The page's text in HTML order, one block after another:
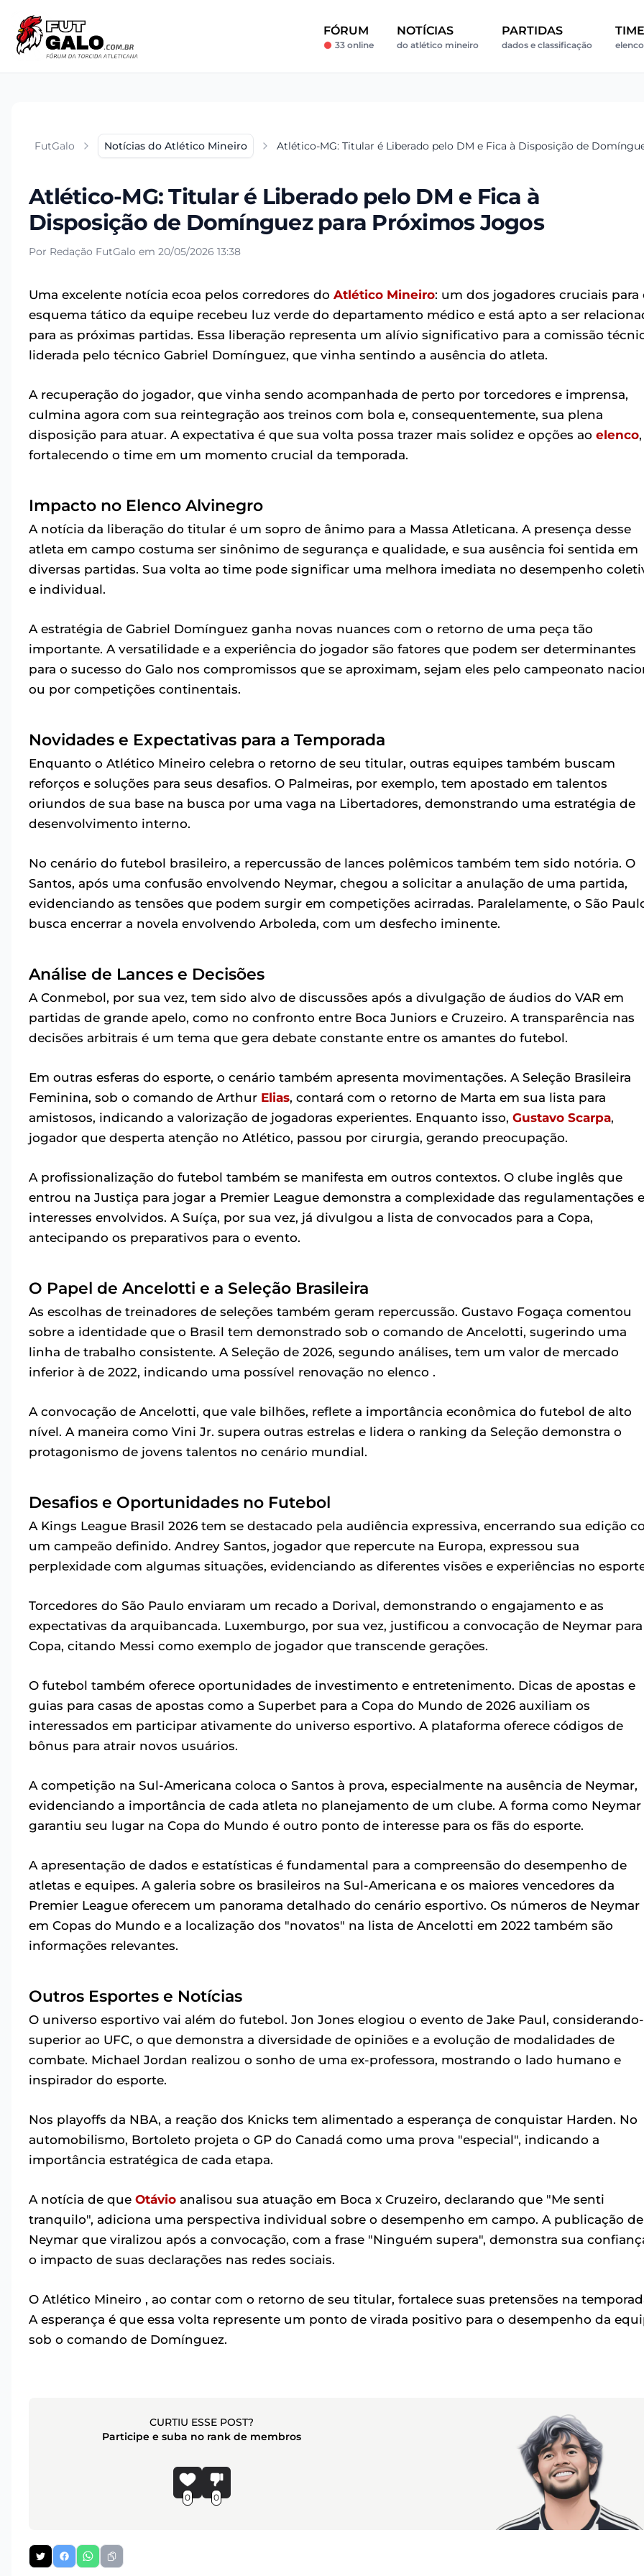
FÓRUM
33 online
NOTÍCIAS
do atlético mineiro
PARTIDAS
dados e classificação
FutGalo Notícias do Atlético Mineiro Atlético-MG: Titular é Liberado pelo DM e Fica à Disposição de
Atlético-MG: Titular é Liberado pelo DM e Fica à
Disposição de Domínguez para Próximos Jogos
Por Redação FutGalo em 20/05/2026 13:38
Uma excelente notícia ecoa pelos corredores do Atlético Mineiro: um dos jogadores cruciais para
esquema tático da equipe recebeu luz verde do departamento médico e está apto a ser
para as próximas partidas. Essa liberação representa um alívio significativo para a comissão
liderada pelo técnico Gabriel Domínguez, que vinha sentindo a ausência do atleta.
A recuperação do jogador, que vinha sendo acompanhada de perto por torcedores e imprensa,
culmina agora com sua reintegração aos treinos com bola e, consequentemente, sua plena
disposição para atuar. A expectativa é que sua volta possa trazer mais solidez e opções ao elenco,
fortalecendo o time em um momento crucial da temporada.
Impacto no Elenco Alvinegro
A notícia da liberação do titular é um sopro de ânimo para a Massa Atleticana. A presença desse
atleta em campo costuma ser sinônimo de segurança e qualidade, e sua ausência foi sentida em
diversas partidas. Sua volta ao time pode significar uma melhora imediata no desempenho
e individual.
A estratégia de Gabriel Domínguez ganha novas nuances com o retorno de uma peça tão
importante. A versatilidade e a experiência do jogador são fatores que podem ser determinantes
para o sucesso do Galo nos compromissos que se aproximam, sejam eles pelo campeonato
ou por competições continentais.
Novidades e Expectativas para a Temporada
Enquanto o Atlético Mineiro celebra o retorno de seu titular, outras equipes também buscam
reforços e soluções para seus desafios. O Palmeiras, por exemplo, tem apostado em talentos
oriundos de sua base na busca por uma vaga na Libertadores, demonstrando uma estratégia de
desenvolvimento interno.
No cenário do futebol brasileiro, a repercussão de lances polêmicos também tem sido notória. O
Santos, após uma confusão envolvendo Neymar, chegou a solicitar a anulação de uma partida,
evidenciando as tensões que podem surgir em competições acirradas. Paralelamente, o São
busca encerrar a novela envolvendo Arboleda, com um desfecho iminente.
Análise de Lances e Decisões
A Conmebol, por sua vez, tem sido alvo de discussões após a divulgação de áudios do VAR em
partidas de grande apelo, como no confronto entre Boca Juniors e Cruzeiro. A transparência nas
decisões arbitrais é um tema que gera debate constante entre os amantes do futebol.
Em outras esferas do esporte, o cenário também apresenta movimentações. A Seleção Brasileira
Feminina, sob o comando de Arthur Elias, contará com o retorno de Marta em sua lista para
amistosos, indicando a valorização de jogadoras experientes. Enquanto isso, Gustavo Scarpa,
jogador que desperta atenção no Atlético, passou por cirurgia, gerando preocupação.
A profissionalização do futebol também se manifesta em outros contextos. O clube inglês que
entrou na Justiça para jogar a Premier League demonstra a complexidade das regulamentações e
interesses envolvidos. A Suíça, por sua vez, já divulgou a lista de convocados para a Copa,
antecipando os preparativos para o evento.
O Papel de Ancelotti e a Seleção Brasileira
As escolhas de treinadores de seleções também geram repercussão. Gustavo Fogaça comentou
sobre a identidade que o Brasil tem demonstrado sob o comando de Ancelotti, sugerindo uma
linha de trabalho consistente. A Seleção de 2026, segundo análises, tem um valor de mercado
inferior à de 2022, indicando uma possível renovação no elenco .
A convocação de Ancelotti, que vale bilhões, reflete a importância econômica do futebol de alto
nível. A maneira como Vini Jr. supera outras estrelas e lidera o ranking da Seleção demonstra o
protagonismo de jovens talentos no cenário mundial.
Desafios e Oportunidades no Futebol
A Kings League Brasil 2026 tem se destacado pela audiência expressiva, encerrando sua edição
um campeão definido. Andrey Santos, jogador que repercute na Europa, expressou sua
perplexidade com algumas situações, evidenciando as diferentes visões e experiências no
Torcedores do São Paulo enviaram um recado a Dorival, demonstrando o engajamento e as
expectativas da arquibancada. Luxemburgo, por sua vez, justificou a convocação de Neymar
Copa, citando Messi como exemplo de jogador que transcende gerações.
O futebol também oferece oportunidades de investimento e entretenimento. Dicas de apostas e
guias para casas de apostas como a Superbet para a Copa do Mundo de 2026 auxiliam os
interessados em participar ativamente do universo esportivo. A plataforma oferece códigos de
bônus para atrair novos usuários.
A competição na Sul-Americana coloca o Santos à prova, especialmente na ausência de Neymar,
evidenciando a importância de cada atleta no planejamento de um clube. A forma como Neymar
garantiu seu lugar na Copa do Mundo é outro ponto de interesse para os fãs do esporte.
A apresentação de dados e estatísticas é fundamental para a compreensão do desempenho de
atletas e equipes. A galeria sobre os brasileiros na Sul-Americana e os maiores vencedores da
Premier League oferecem um panorama detalhado do cenário esportivo. Os números de Neymar
em Copas do Mundo e a localização dos "novatos" na lista de Ancelotti em 2022 também são
informações relevantes.
Outros Esportes e Notícias
O universo esportivo vai além do futebol. Jon Jones elogiou o evento de Jake Paul,
superior ao UFC, o que demonstra a diversidade de opiniões e a evolução de modalidades de
combate. Michael Jordan realizou o sonho de uma ex-professora, mostrando o lado humano e
inspirador do esporte.
Nos playoffs da NBA, a reação dos Knicks tem alimentado a esperança de conquistar Harden. No
automobilismo, Bortoleto projeta o GP do Canadá como uma prova "especial", indicando a
importância estratégica de cada etapa.
A notícia de que Otávio analisou sua atuação em Boca x Cruzeiro, declarando que "Me senti
tranquilo", adiciona uma perspectiva individual sobre o desempenho em campo. A publicação de
Neymar que viralizou após a convocação, com a frase "Ninguém supera", demonstra sua
o impacto de suas declarações nas redes sociais.
O Atlético Mineiro , ao contar com o retorno de seu titular, fortalece suas pretensões na
A esperança é que essa volta represente um ponto de virada positivo para o desempenho da
sob o comando de Domínguez.
CURTIU ESSE POST?
Participe e suba no rank de membros
0 0